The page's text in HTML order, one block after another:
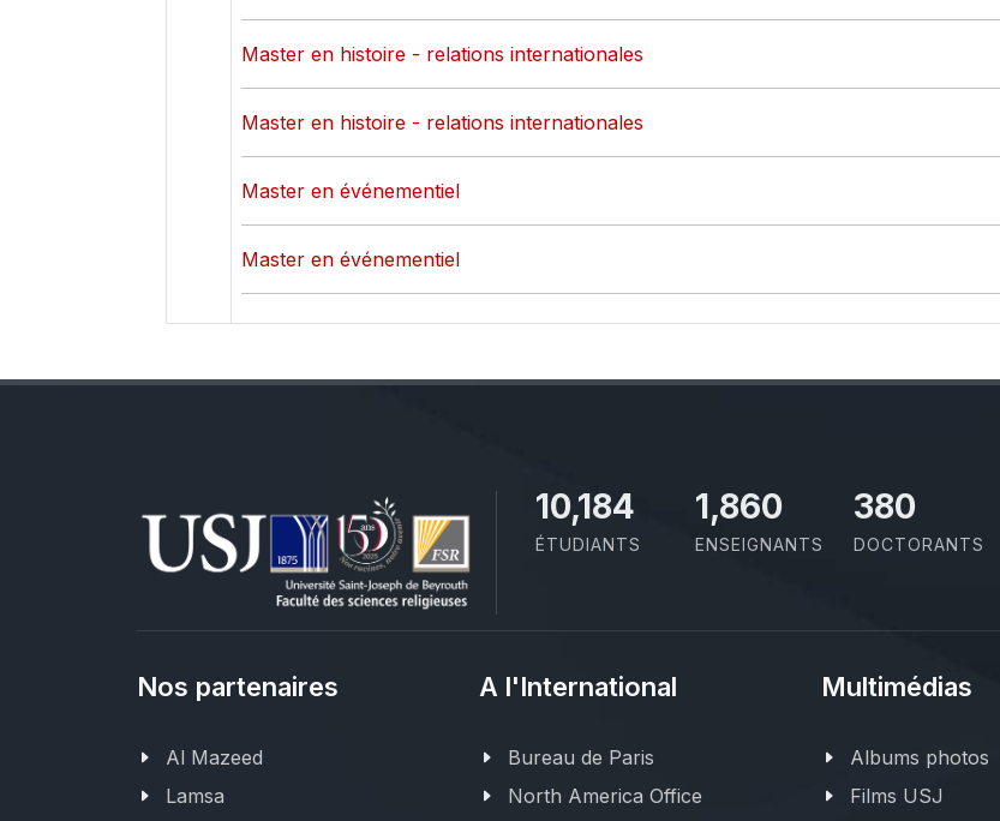
Master en histoire - relations internationales
Master en histoire - relations internationales
Master en événementiel
Master en événementiel
11,727
ÉTUDIANTS
2,142
ENSEIGNANTS
437
DOCTORANTS
Nos partenaires
Al Mazeed
Lamsa
A l'International
Bureau de Paris
North America Office
Multimédias
Albums photos
Films USJ